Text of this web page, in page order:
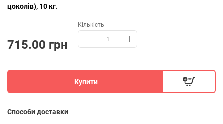
цоколів), 10 кг.
715.00 грн
Кількість
Купити
Способи доставки